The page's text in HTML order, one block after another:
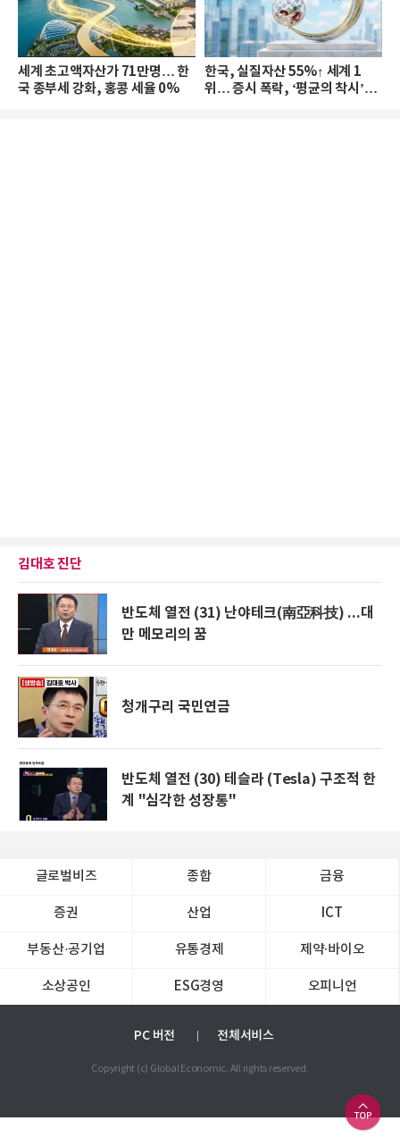
세계 초고액자산가 71만명… 한
국 종부세 강화, 홍콩 세율 0%
한국, 실질자산 55%↑ 세계 1
위… 증시 폭락, ‘평균의 착시’와
김대호 진단
반도체 열전 (31) 난야테크(南亞科技) ...대
만 메모리의 꿈
청개구리 국민연금
반도체 열전 (30) 테슬라 (Tesla) 구조적 한
계 "심각한 성장통"
글로벌비즈 종합 금융
증권 산업 ICT
부동산·공기업 유통경제 제약∙바이오
소상공인 ESG경영 오피니언
PC 버전 전체서비스
Copyright (c) Global Economic. All rights reserved.